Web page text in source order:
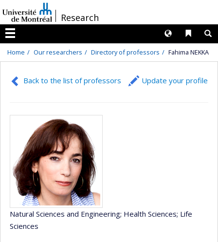
au
contenu
/Research
Menu
Liens
Langues
Home Our researchers Directory of professors Fahima NEKKA
Back to the list of professors Update your profile
Natural Sciences and Engineering; Health Sciences; Life
Sciences